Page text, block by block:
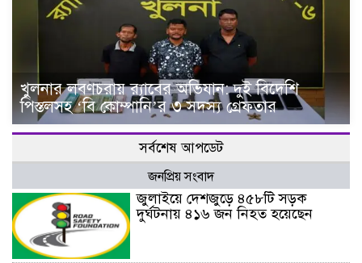
খুলনার লবণচরায় র‍্যাবের অভিযান: দুই বিদেশি
পিস্তলসহ ‘বি কোম্পানি’র ৩ সদস্য গ্রেফতার
সর্বশেষ আপডেট
জনপ্রিয় সংবাদ
জুলাইয়ে দেশজুড়ে ৪৫৮টি সড়ক
দুর্ঘটনায় ৪১৬ জন নিহত হয়েছেন